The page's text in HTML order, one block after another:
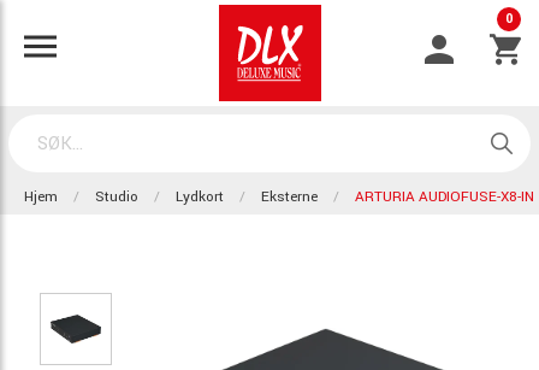
0
Hjem Studio Lydkort Eksterne ARTURIA AUDIOFUSE-X8-IN